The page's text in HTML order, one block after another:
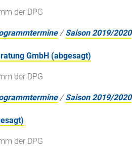
der DPG
/Saison 2019/2020
GmbH (abgesagt)
der DPG
/Saison 2019/2020
der DPG